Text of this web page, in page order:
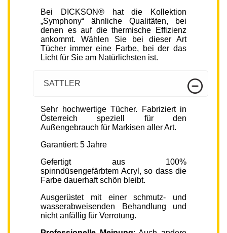
Bei DICKSON® hat die Kollektion
„Symphony“ ähnliche Qualitäten, bei
denen es auf die thermische Effizienz
ankommt. Wählen Sie bei dieser Art
Tücher immer eine Farbe, bei der das
Licht für Sie am Natürlichsten ist.
SATTLER
Sehr hochwertige Tücher. Fabriziert in
Österreich speziell für den
Außengebrauch für Markisen aller Art.
Garantiert: 5 Jahre
Gefertigt aus 100%
spinndüsengefärbtem Acryl, so dass die
Farbe dauerhaft schön bleibt.
Ausgerüstet mit einer schmutz- und
wasserabweisenden Behandlung und
nicht anfällig für Verrotung.